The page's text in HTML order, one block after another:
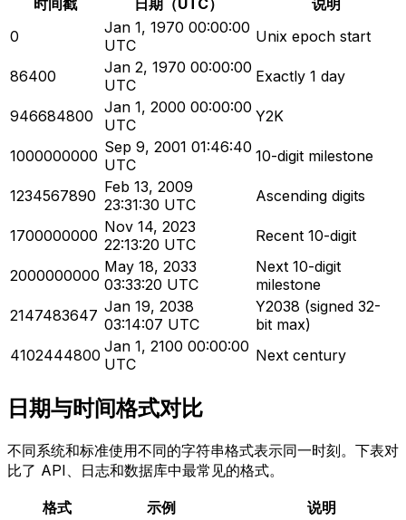
时间戳 日期（UTC）
说明
0
Jan 1, 1970 00:00:00
UTC
Unix epoch start
86400
Jan 2, 1970 00:00:00
UTC
Exactly 1 day
946684800
Jan 1, 2000 00:00:00
UTC
Y2K
1000000000 Sep 9, 2001 01:46:40
UTC
10-digit milestone
1234567890 Feb 13, 2009
23:31:30 UTC
Ascending digits
1700000000 Nov 14, 2023
22:13:20 UTC
Recent 10-digit
2000000000 May 18, 2033
03:33:20 UTC
Next 10-digit
milestone
2147483647 Jan 19, 2038
03:14:07 UTC
Y2038 (signed 32-
bit max)
4102444800 Jan 1, 2100 00:00:00
UTC
Next century
日期与时间格式对比
不同系统和标准使用不同的字符串格式表示同一时刻。下表对
比了 API、日志和数据库中最常见的格式。
格式 示例
说明